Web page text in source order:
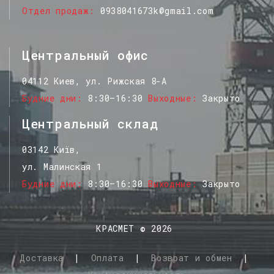
Отдел продаж 0938041673k@gmail.com
Центральный офис
04112 Киев, ул. Рижская 8-А
Будние дни
8:30–16:30 Выходные Закрыто
Центральный склад
03142 Київ,
ул. Малинская 1
Будние дни
8:30–16:30 Выходные Закрыто
КРАСМЕТ© 2026
Доставка | Оплата | Возврат и обмен
|